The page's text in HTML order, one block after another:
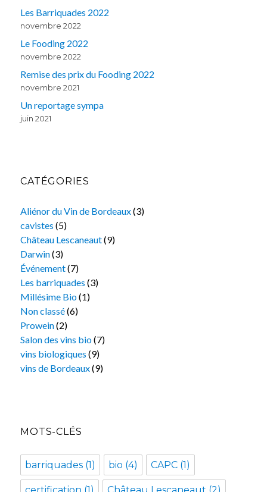
Les Barriquades 2022
novembre 2022
Le Fooding 2022
novembre 2022
Remise des prix du Fooding 2022
novembre 2021
Un reportage sympa
juin 2021
CATÉGORIES
Aliénor du Vin de Bordeaux(3)
cavistes (5)
Château Lescaneaut(9)
Darwin(3)
Événement(7)
Les barriquades (3)
Millésime Bio(1)
Non classé(6)
Prowein(2)
Salon des vins bio(7)
vins biologiques (9)
vins de Bordeaux(9)
MOTS-CLÉS
barriquades (1) bio (4) CAPC (1)